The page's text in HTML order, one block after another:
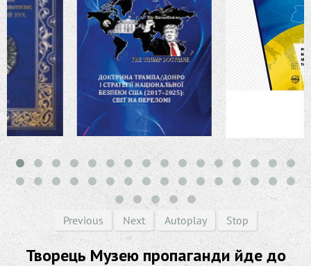
Previous Next Autoplay Stop
Творець Музею пропаганди йде до